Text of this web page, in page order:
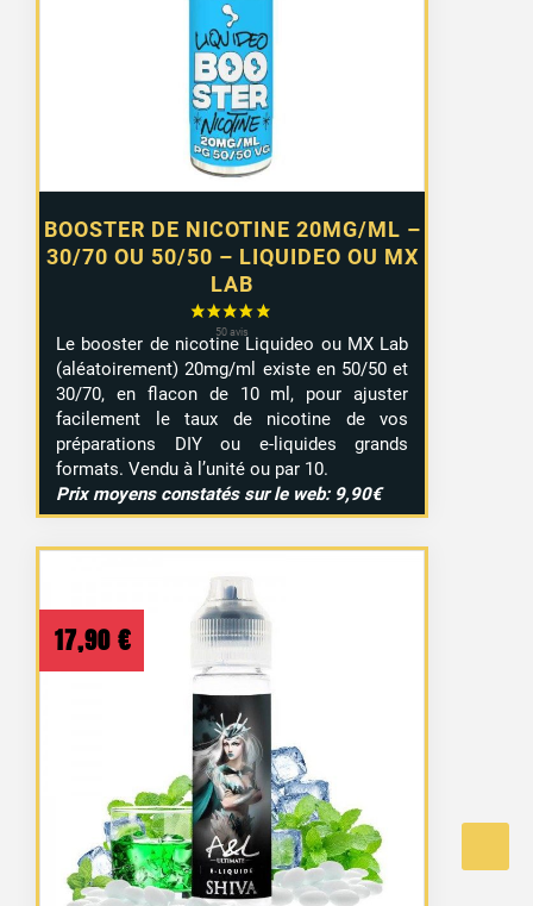
BOOSTER DE NICOTINE 20MG/ML –
30/70 OU 50/50 – LIQUIDEO OU MX
LAB
0,99 €
à
7,99 €
Le booster de nicotine Liquideo ou MX Lab
(aléatoirement) 20mg/ml existe en 50/50 et
30/70, en flacon de 10 ml, pour ajuster
facilement le taux de nicotine de vos
préparations DIY ou e-liquides grands
formats. Vendu à l’unité ou par 10.
Prix moyens constatés sur le web: 9,90€
17,90 €